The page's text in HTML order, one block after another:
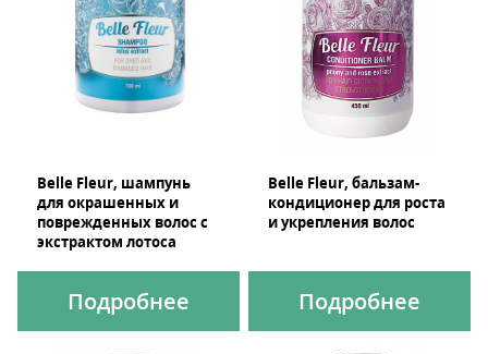
Belle Fleur, шампунь
для окрашенных и
поврежденных волос c
экстрактом лотоса
Подробнее
Belle Fleur, бальзам-
кондиционер для роста
и укрепления волос
Подробнее